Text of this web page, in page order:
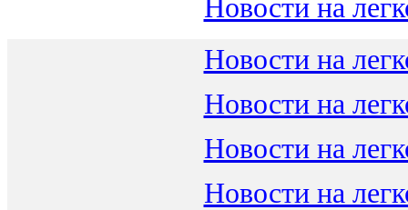
Новости на
Новости на
Новости на
Новости на
Новости на